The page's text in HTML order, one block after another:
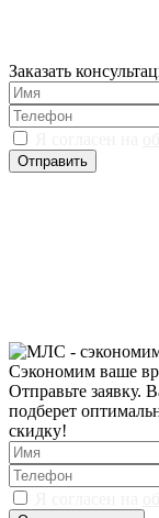
Заказать
Отправить
Сэкономим ваше
Отправьте
подберет
скидку!